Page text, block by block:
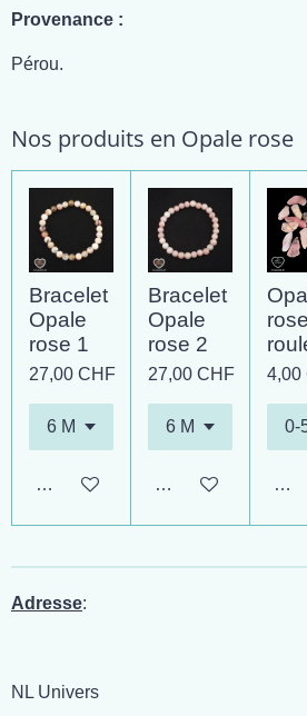
Provenance :
Pérou.
Nos produits en Opale rose
Bracelet
Opale
rose 1
27,00 CHF
Ajouter au panier
Bracelet
Opale
rose 2
27,00 CHF
Ajouter au panier
rose
4,00
Adresse:
NL Univers